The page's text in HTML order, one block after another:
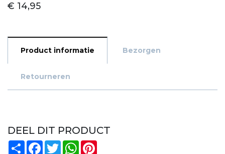
€ 14,95
Product informatie Bezorgen
Retourneren
DEEL DIT PRODUCT
Share Facebook
TwitterWhatsApp